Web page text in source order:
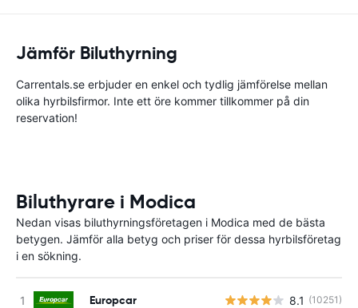
Jämför Biluthyrning
Carrentals.se erbjuder en enkel och tydlig jämförelse mellan
olika hyrbilsfirmor. Inte ett öre kommer tillkommer på din
reservation!
Biluthyrare i Modica
Nedan visas biluthyrningsföretagen i Modica med de bästa
betygen. Jämför alla betyg och priser för dessa hyrbilsföretag
i en sökning.
Europcar 8.1 (10251)